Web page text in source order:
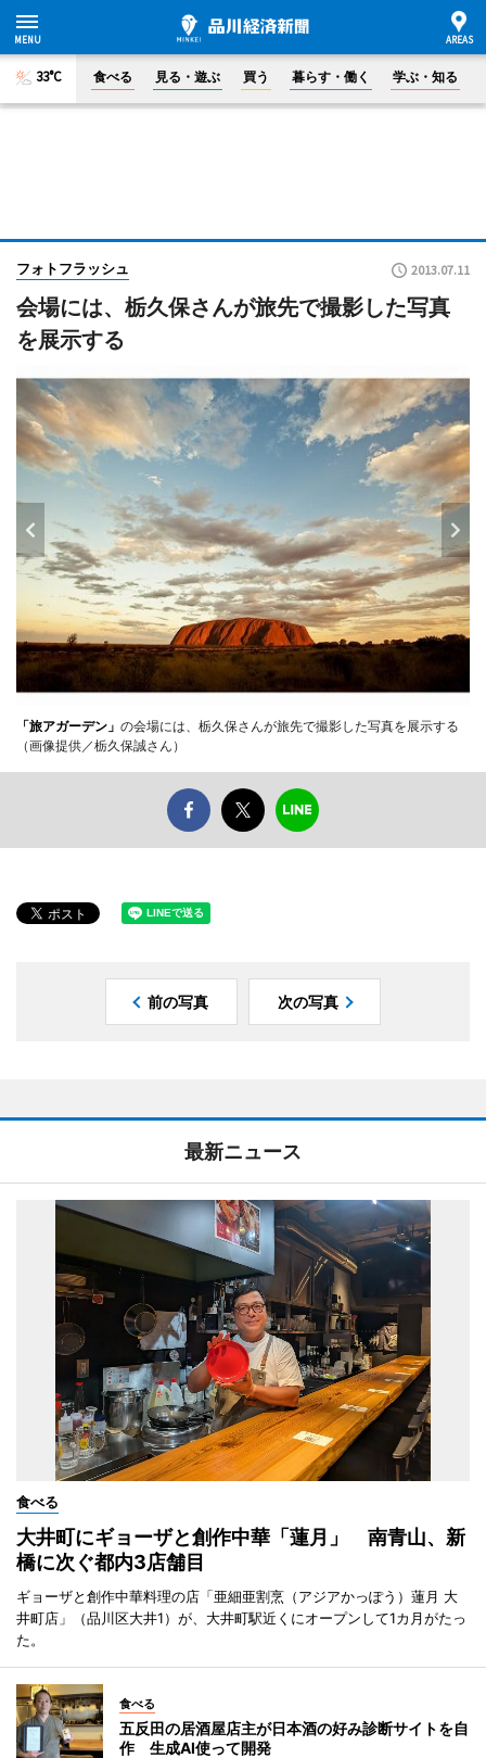
33°C 食べる 見る・遊ぶ 買う 暮らす・働く 学ぶ・知る
フォトフラッシュ 2013.07.11
会場には、栃久保さんが旅先で撮影した写真
を展示する
「旅アガーデン」 の会場には、栃久保さんが旅先で撮影した写真を展示する
（画像提供／栃久保誠さん）
前の写真 次の写真
最新ニュース
食べる
大井町にギョーザと創作中華「蓮月」 南青山、新
橋に次ぐ都内3店舗目
ギョーザと創作中華料理の店「亜細亜割烹（アジアかっぽう）蓮月 大
井町店」（品川区大井1）が、大井町駅近くにオープンして1カ月がたっ
た。
食べる
五反田の居酒屋店主が日本酒の好み診断サイトを自
作 生成AI使って開発